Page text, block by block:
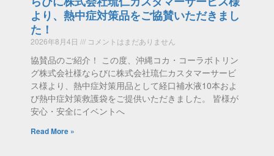
より、熱中症対策品をご協賛いただきまし
た！
2026年8月4日 コメントはまだありません
協賛品のご紹介！ この度、沖縄コカ・コーラボトリン
グ株式会社様ならびに株式会社琉仁カスタマーサービ
ス様より、熱中症対策用品として経口補水液10本およ
び熱中症対策救護袋をご提供いただきました。 皆様が
安心・安全にイベントへ
Read More »